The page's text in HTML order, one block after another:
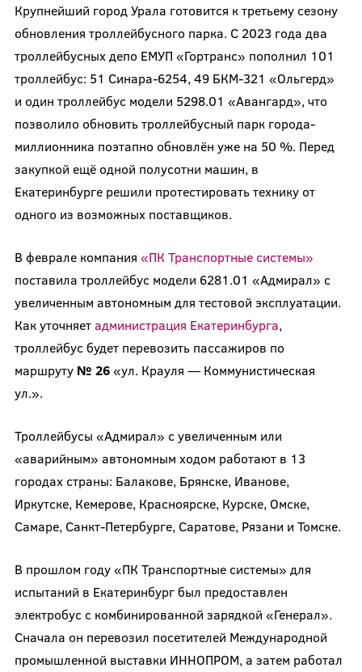
Крупнейший город Урала готовится к третьему сезону
обновления троллейбусного парка. С 2023 года два
троллейбусных депо ЕМУП «Гортранс» пополнил 101
троллейбус: 51 Синара-6254, 49 БКМ-321 «Ольгерд»
и один троллейбус модели 5298.01 «Авангард», что
позволило обновить троллейбусный парк города-
миллионника поэтапно обновлён уже на 50 %. Перед
закупкой ещё одной полусотни машин, в
Екатеринбурге решили протестировать технику от
одного из возможных поставщиков.
В феврале компания «ПК Транспортные системы»
поставила троллейбус модели 6281.01 «Адмирал» с
увеличенным автономным для тестовой эксплуатации.
Как уточняетадминистрация Екатеринбурга,
троллейбус будет перевозить пассажиров по
маршруту № 26«ул. Крауля — Коммунистическая
ул.».
Троллейбусы «Адмирал» с увеличенным или
«аварийным» автономным ходом работают в 13
городах страны: Балакове, Брянске, Иванове,
Иркутске, Кемерове, Красноярске, Курске, Омске,
Самаре, Санкт-Петербурге, Саратове, Рязани и Томске.
В прошлом году «ПК Транспортные системы» для
испытаний в Екатеринбург был предоставлен
электробус с комбинированной зарядкой «Генерал».
Сначала он перевозил посетителей Международной
промышленной выставки ИННОПРОМ, а затем работал